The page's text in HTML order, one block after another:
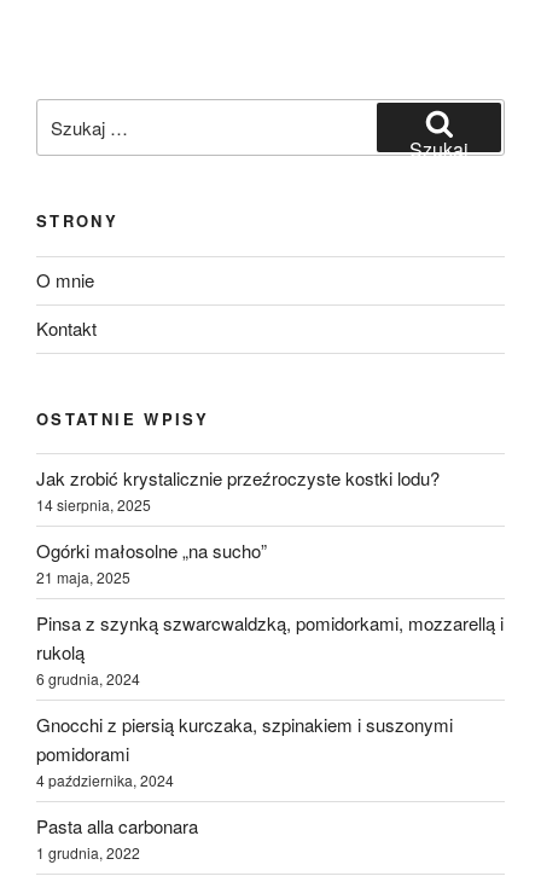
Szukaj
STRONY
O mnie
Kontakt
OSTATNIE WPISY
Jak zrobić krystalicznie przeźroczyste kostki lodu?
14 sierpnia, 2025
Ogórki małosolne „na sucho”
21 maja, 2025
Pinsa z szynką szwarcwaldzką, pomidorkami, mozzarellą i
rukolą
6 grudnia, 2024
Gnocchi z piersią kurczaka, szpinakiem i suszonymi
pomidorami
4 października, 2024
Pasta alla carbonara
1 grudnia, 2022